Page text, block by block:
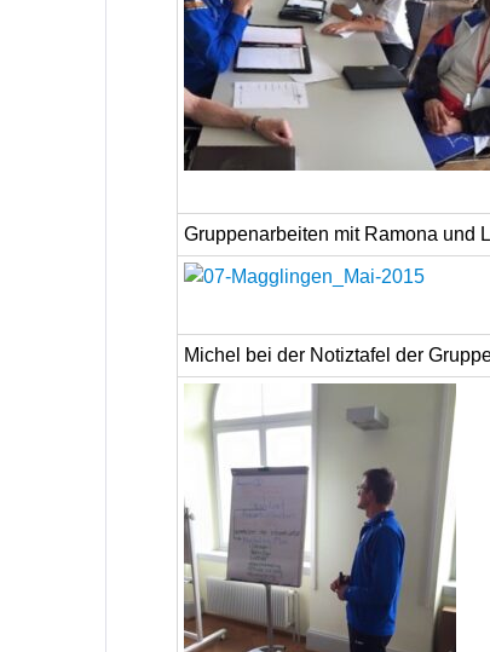
Gruppenarbeiten mit Ramona und
Michel bei der Notiztafel der